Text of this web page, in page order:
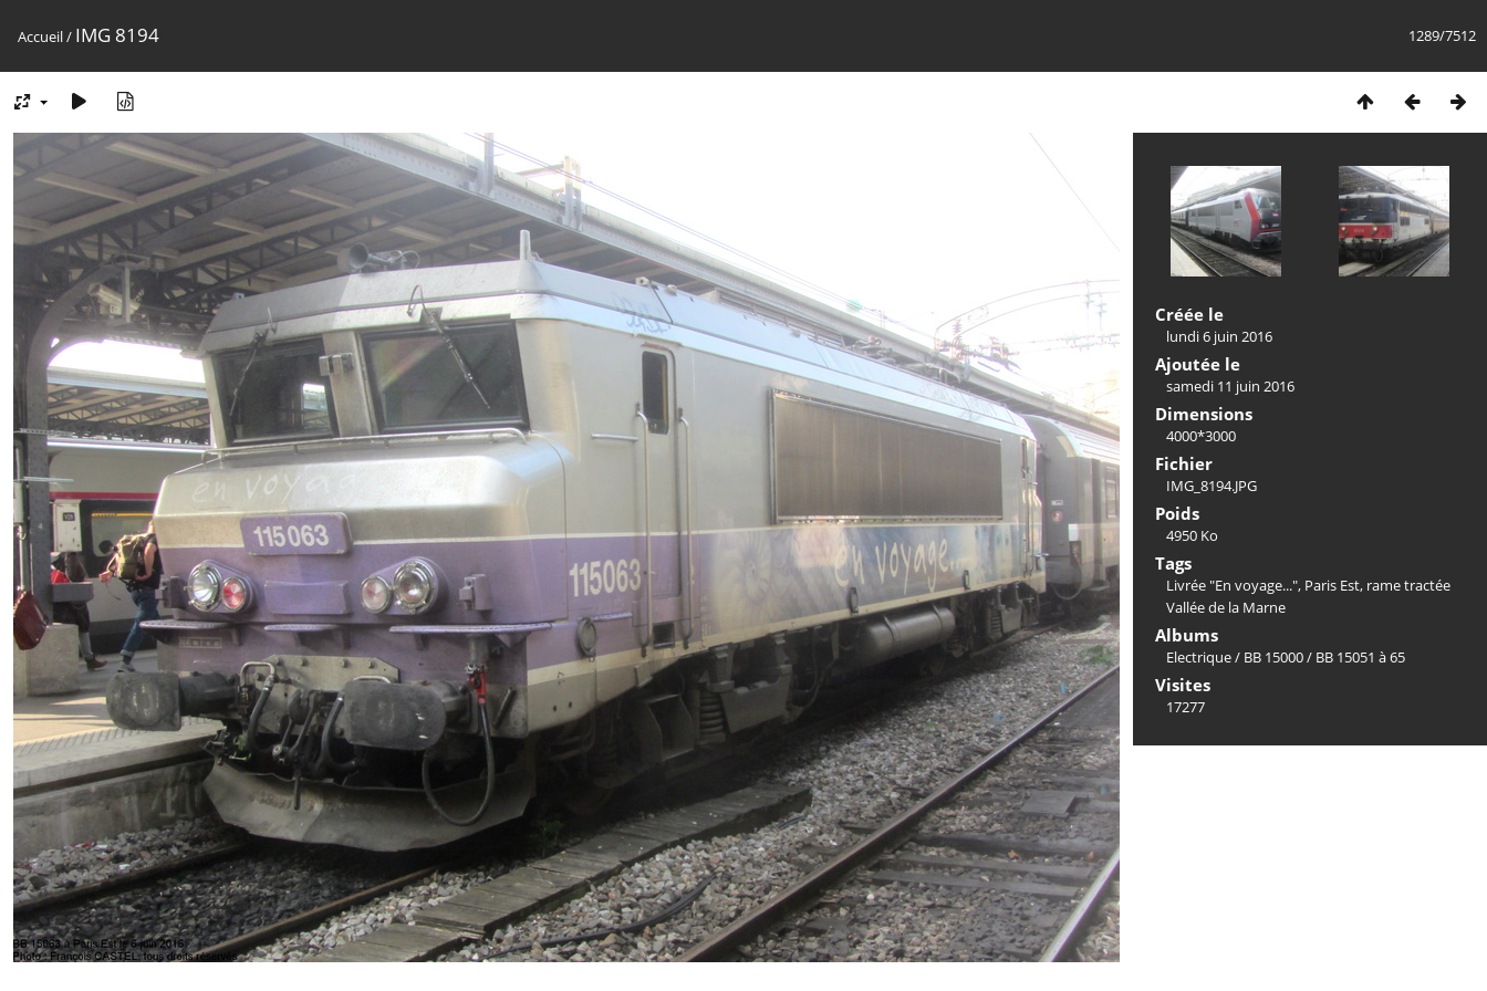
1289/7512
Accueil/ IMG 8194
Créée le
lundi 6 juin 2016
Ajoutée le
samedi 11 juin 2016
Dimensions
4000*3000
Fichier
IMG_8194.JPG
Poids
4950 Ko
Tags
Livrée "En voyage...", Paris Est, rame tractée
Vallée de la Marne
Albums
Electrique/ BB 15000/ BB 15051 à 65
Visites
17277